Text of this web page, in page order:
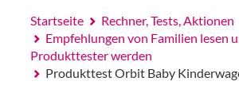
Startseite
Rechner, Tests, Aktionen
Empfehlungen von Familien lesen
Produkttester werden
Produkttest Orbit Baby